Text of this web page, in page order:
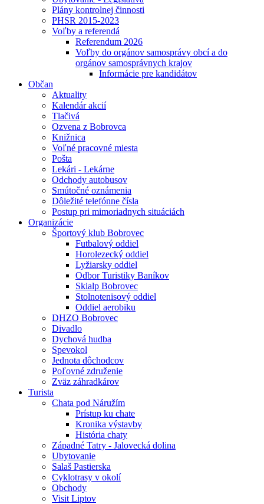
Plány kontrolnej činnosti
PHSR 2015-2023
Voľby a referendá
Referendum 2026
Voľby do orgánov samosprávy obcí a do
orgánov samosprávnych krajov
Informácie pre kandidátov
Občan
Aktuality
Kalendár akcií
Tlačivá
Ozvena z Bobrovca
Knižnica
Voľné pracovné miesta
Pošta
Lekári - Lekárne
Odchody autobusov
Smútočné oznámenia
Dôležité telefónne čísla
Postup pri mimoriadnych situáciách
Organizácie
Športový klub Bobrovec
Futbalový oddiel
Horolezecký oddiel
Lyžiarsky oddiel
Odbor Turistiky Baníkov
Skialp Bobrovec
Stolnotenisový oddiel
Oddiel aerobiku
DHZO Bobrovec
Divadlo
Dychová hudba
Spevokol
Jednota dôchodcov
Poľovné združenie
Zväz záhradkárov
Turista
Chata pod Náružím
Prístup ku chate
Kronika výstavby
História chaty
Západné Tatry - Jalovecká dolina
Ubytovanie
Salaš Pastierska
Cyklotrasy v okolí
Obchody
Visit Liptov